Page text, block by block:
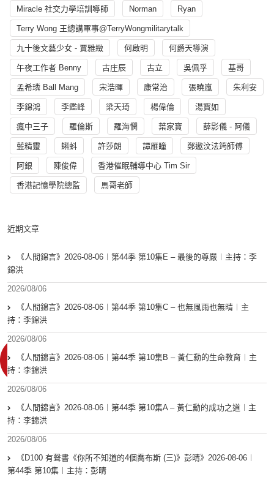
Miracle 社交力學培訓導師 Norman Ryan
Terry Wong 王總講軍事@TerryWongmilitarytalk
九十後文藝少女 - 賈雅緻 何啟明 何爵天導演
午夜工作者 Benny 古庄辰 古立 吳佩孚 基哥
孟希璘 Ball Mang 宋浩暉 康常治 張曉嵐 朱利安
李錦鴻 李鑑峰 梁天琦 楊偉倫 湯寳如
瘋中三子 羅倫斯 羅海憫 葉家寶 薛影儀 - 阿儀
藍精靈 蝌蚪 許莎朗 譚雁瞳 鄭遨汶法筠師傅
阿銀 陳俊偉 香港催眠輔導中心 Tim Sir
香港記憶學院總監 馬哥老師
近期文章
《人間錦言》2026-08-06︱第44季 第10集E – 最後的尊嚴︱主持：李
錦洪
2026/08/06
《人間錦言》2026-08-06︱第44季 第10集C – 也無風雨也無晴︱主
持：李錦洪
2026/08/06
《人間錦言》2026-08-06︱第44季 第10集B – 黃仁勳的生命教育︱主
持：李錦洪
2026/08/06
《人間錦言》2026-08-06︱第44季 第10集A – 黃仁勳的成功之道︱主
持：李錦洪
2026/08/06
《D100 有聲書《你所不知道的4個喬布斯 (三)》彭晴》2026-08-06︱
第44季 第10集︱主持：彭晴